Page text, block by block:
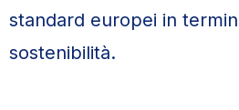
standard europei in
sostenibilità.